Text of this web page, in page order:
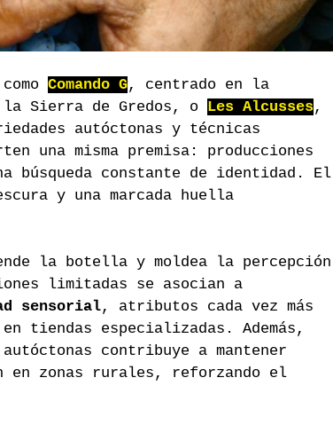
Comando G, centrado en la
la Sierra de Gredos, o Les Alcusses,
autóctonas y técnicas
una misma premisa: producciones
búsqueda constante de identidad. El
y una marcada huella
la botella y moldea la percepción
limitadas se asocian a
sensorial, atributos cada vez más
tiendas especializadas. Además,
contribuye a mantener
zonas rurales, reforzando el